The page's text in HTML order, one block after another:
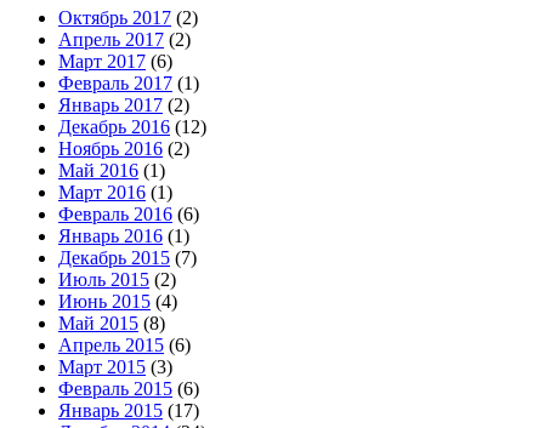
Октябрь 2017 (2)
Апрель 2017 (2)
Март 2017 (6)
Февраль 2017 (1)
Январь 2017 (2)
Декабрь 2016 (12)
Ноябрь 2016 (2)
Май 2016 (1)
Март 2016 (1)
Февраль 2016 (6)
Январь 2016 (1)
Декабрь 2015 (7)
Июль 2015 (2)
Июнь 2015 (4)
Май 2015 (8)
Апрель 2015 (6)
Март 2015 (3)
Февраль 2015 (6)
Январь 2015 (17)